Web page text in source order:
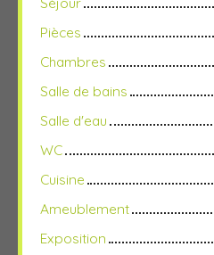
Pièces
Chambres
Salle de bains
Salle d'eau
WC
Cuisine
Ameublement
Exposition